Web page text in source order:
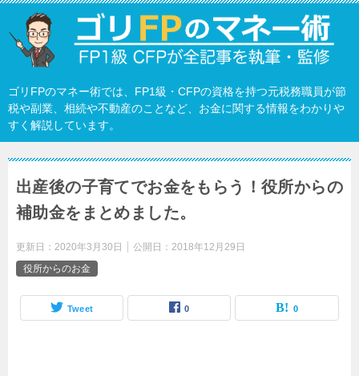
ゴリFPのマネー術では、FP1級・CFPの資格を持つ元税務職員が節
税や副業、相続や不動産のことなど、お金に関する情報をわかりや
すく解説しています。
出産後の子育てでお金をもらう！役所からの
補助金をまとめました。
更新日： 2020年3月30日 公開日： 2018年12月29日
役所からのお金
Tweet 0 0